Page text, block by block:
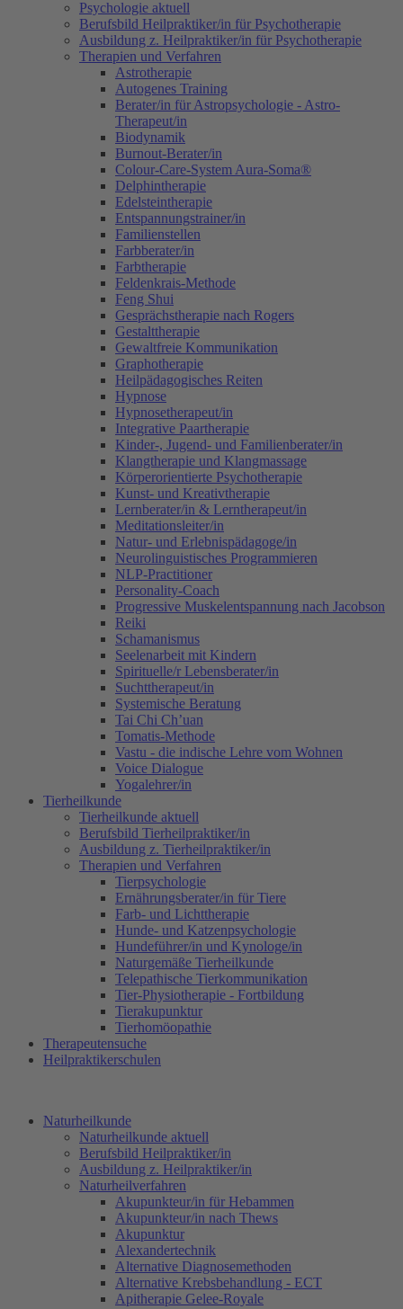
Psychologie aktuell
Berufsbild Heilpraktiker/in für Psychotherapie
Ausbildung z. Heilpraktiker/in für Psychotherapie
Therapien und Verfahren
Astrotherapie
Autogenes Training
Berater/in für Astropsychologie - Astro-
Therapeut/in
Biodynamik
Burnout-Berater/in
Colour-Care-System Aura-Soma®
Delphintherapie
Edelsteintherapie
Entspannungstrainer/in
Familienstellen
Farbberater/in
Farbtherapie
Feldenkrais-Methode
Feng Shui
Gesprächstherapie nach Rogers
Gestalttherapie
Gewaltfreie Kommunikation
Graphotherapie
Heilpädagogisches Reiten
Hypnose
Hypnosetherapeut/in
Integrative Paartherapie
Kinder-, Jugend- und Familienberater/in
Klangtherapie und Klangmassage
Körperorientierte Psychotherapie
Kunst- und Kreativtherapie
Lernberater/in & Lerntherapeut/in
Meditationsleiter/in
Natur- und Erlebnispädagoge/in
Neurolinguistisches Programmieren
NLP-Practitioner
Personality-Coach
Progressive Muskelentspannung nach Jacobson
Reiki
Schamanismus
Seelenarbeit mit Kindern
Spirituelle/r Lebensberater/in
Suchttherapeut/in
Systemische Beratung
Tai Chi Ch’uan
Tomatis-Methode
Vastu - die indische Lehre vom Wohnen
Voice Dialogue
Yogalehrer/in
Tierheilkunde
Tierheilkunde aktuell
Berufsbild Tierheilpraktiker/in
Ausbildung z. Tierheilpraktiker/in
Therapien und Verfahren
Tierpsychologie
Ernährungsberater/in für Tiere
Farb- und Lichttherapie
Hunde- und Katzenpsychologie
Hundeführer/in und Kynologe/in
Naturgemäße Tierheilkunde
Telepathische Tierkommunikation
Tier-Physiotherapie - Fortbildung
Tierakupunktur
Tierhomöopathie
Therapeutensuche
Heilpraktikerschulen
Naturheilkunde
Naturheilkunde aktuell
Berufsbild Heilpraktiker/in
Ausbildung z. Heilpraktiker/in
Naturheilverfahren
Akupunkteur/in für Hebammen
Akupunkteur/in nach Thews
Akupunktur
Alexandertechnik
Alternative Diagnosemethoden
Alternative Krebsbehandlung - ECT
Apitherapie Gelee-Royale